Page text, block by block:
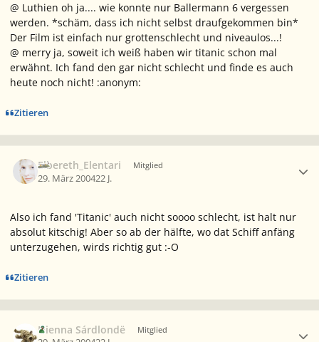
@ Luthien oh ja.... wie konnte nur Ballermann 6 vergessen
werden. *schäm, dass ich nicht selbst draufgekommen bin*
Der Film ist einfach nur grottenschlecht und niveaulos...!
@ merry ja, soweit ich weiß haben wir titanic schon mal
erwähnt. Ich fand den gar nicht schlecht und finde es auch
heute noch nicht! :anonym:
Zitieren
Elbereth_Elentari Mitglied
29. März 200422 J.
Also ich fand 'Titanic' auch nicht soooo schlecht, ist halt nur
absolut kitschig! Aber so ab der hälfte, wo dat Schiff anfäng
unterzugehen, wirds richtig gut :-O
Zitieren
Nienna Sárdlondë Mitglied